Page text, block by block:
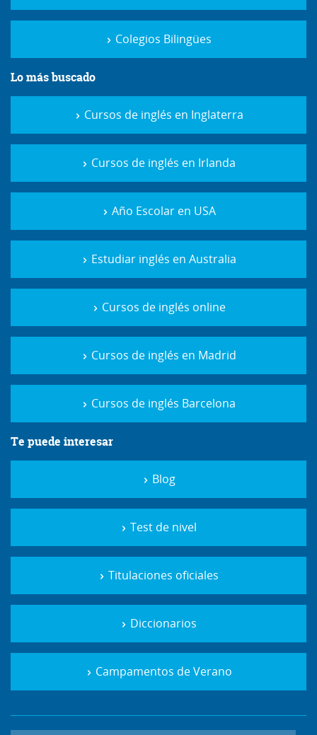
Colegios Bilingües
Lo más buscado
Cursos de inglés en Inglaterra
Cursos de inglés en Irlanda
Año Escolar en USA
Estudiar inglés en Australia
Cursos de inglés online
Cursos de inglés en Madrid
Cursos de inglés Barcelona
Te puede interesar
Blog
Test de nivel
Titulaciones oficiales
Diccionarios
Campamentos de Verano